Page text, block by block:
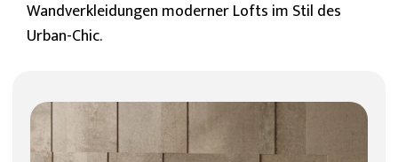
Wandverkleidungen moderner Lofts im Stil des
Urban-Chic.